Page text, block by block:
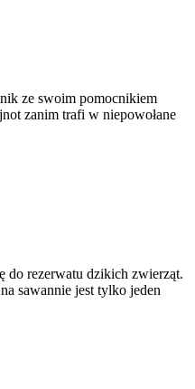
ze swoim pomocnikiem
zanim trafi w niepowołane
do rezerwatu dzikich zwierząt.
sawannie jest tylko jeden